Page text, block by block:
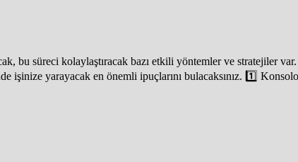
bu süreci kolaylaştıracak bazı etkili yöntemler ve stratejiler
işinize yarayacak en önemli ipuçlarını bulacaksınız. 1️⃣